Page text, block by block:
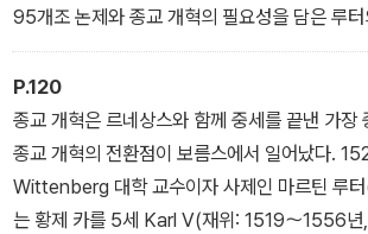
지냈던 티베리우스의 소극적인 성격도 한몫했다.
95개조 논제와 종교 개혁의 필요성을 담은 루터
전파되어 루터의 주장에 동조하는 이들이 크게
구텐베르크 박물관이 있다. 구텐베르크 출생
900년에 시민들이 세운 박물관이다. 박물관 최
『42행 성서』 네 권이다. 두 권은 필사본이고,
82쪽인데 무게 때문에 두 권으로 나누어 제작했
은 구매자의 요구에 따라 추가로 작업한 것이다.
P.120
종교 개혁은 르네상스와 함께 중세를 끝낸 가장
종교 개혁의 전환점이 보름스에서 일어났다.
Wittenberg 대학 교수이자 사제인 마르틴 루
는 황제 카를 5세 Karl V(재위: 1519〜1556년,